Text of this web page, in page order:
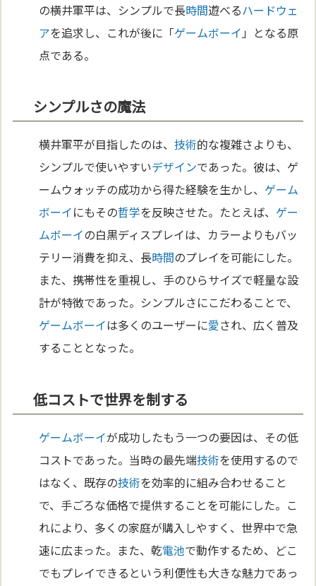
の横井軍平は、シンプルで長時間遊べるハードウェ
アを追求し、これが後に「ゲームボーイ 」となる原
点である。
シンプルさの魔法
横井軍平が目指したのは、技術的な複雑さよりも、
シンプルで使いやすいデザインであった。彼は、ゲ
ームウォッチの成功から得た経験を生かし、 ゲーム
ボーイにもその哲学を反映させた。たとえば、 ゲー
ムボーイの白黒ディスプレイは、カラーよりもバッ
テリー消費を抑え、長時間のプレイを可能にした。
また、携帯性を重視し、手のひらサイズで軽量な設
計が特徴であった。シンプルさにこだわることで、
ゲームボーイは多くのユーザーに愛され、広く普及
することとなった。
低コストで世界を制する
ゲームボーイが成功したもう一つの要因は、その低
コストであった。当時の最先端技術を使用するので
はなく、既存の技術を効率的に組み合わせること
で、手ごろな価格で提供することを可能にした。こ
れにより、多くの家庭が購入しやすく、世界中で急
速に広まった。また、乾電池で動作するため、どこ
でもプレイできるという利便性も大きな魅力であっ